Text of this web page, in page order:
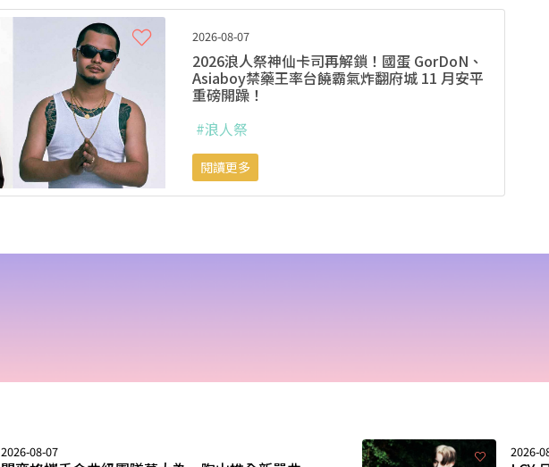
2026-08-07
2026浪人祭神仙卡司再解鎖！國蛋 GorDoN、
Asiaboy禁藥王率台饒霸氣炸翻府城 11 月安平
重磅開躁！
#浪人祭
閱讀更多
2026-08-07 2026-